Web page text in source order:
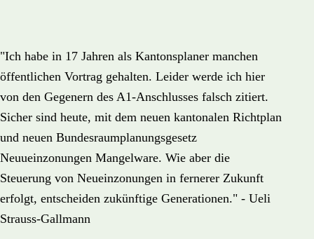
"Ich habe in 17 Jahren als Kantonsplaner manchen
öffentlichen Vortrag gehalten. Leider werde ich hier
von den Gegenern des A1-Anschlusses falsch zitiert.
Sicher sind heute, mit dem neuen kantonalen Richtplan
und neuen Bundesraumplanungsgesetz
Neuueinzonungen Mangelware. Wie aber die
Steuerung von Neueinzonungen in fernerer Zukunft
erfolgt, entscheiden zukünftige Generationen." - Ueli
Strauss-Gallmann